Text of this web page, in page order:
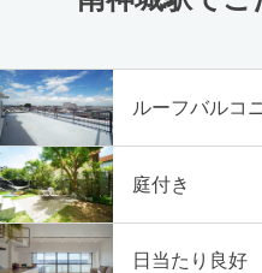
ルーフバルコ
庭付き
日当たり良好